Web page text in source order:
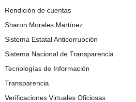
Rendición de cuentas
Sharon Morales Martínez
Sistema Estatal Anticorrupción
Sistema Nacional de Transparencia
Tecnologías de Información
Transparencia
Verificaciones Virtuales Oficiosas